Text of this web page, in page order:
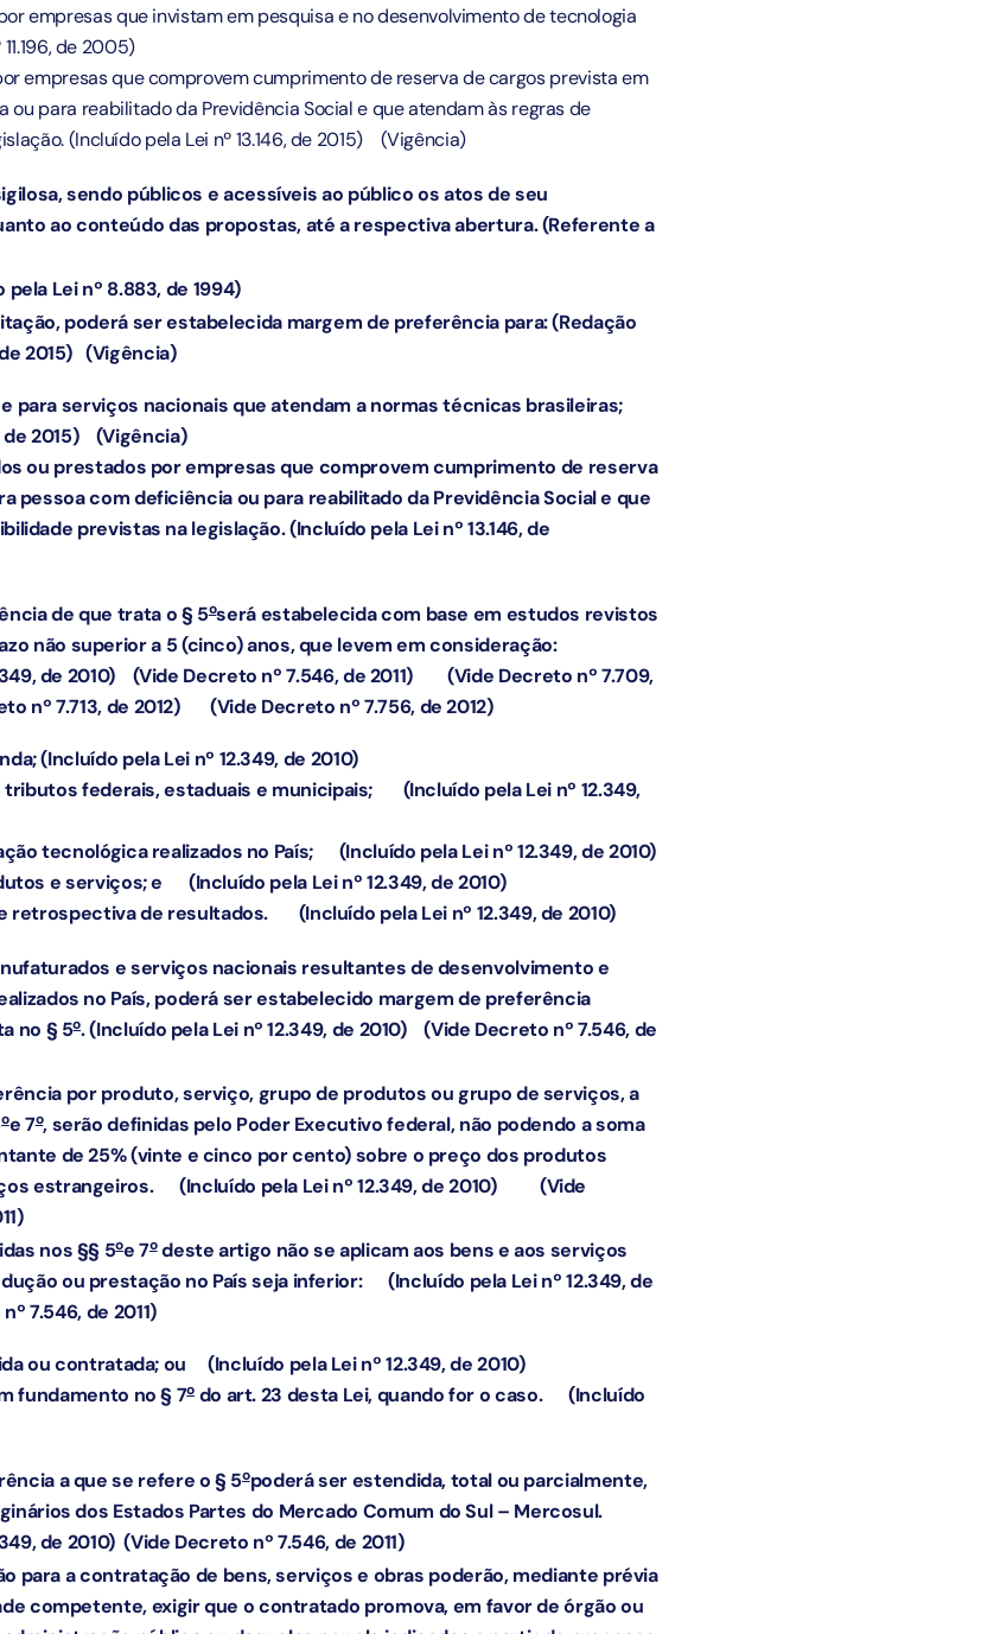
empresas que invistam em pesquisa e no desenvolvimento de tecnologia
de 2005)
empresas que comprovem cumprimento de reserva de cargos prevista em
ou para reabilitado da Previdência Social e que atendam às regras de
(Incluído pela Lei nº 13.146, de 2015) (Vigência)
sendo públicos e acessíveis ao público os atos de seu
ao conteúdo das propostas, até a respectiva abertura. (Referente a
pela Lei nº 8.883, de 1994)
poderá ser estabelecida margem de preferência para:(Redação
2015) (Vigência)
para serviços nacionais que atendam a normas técnicas brasileiras;
2015)
(Vigência)
ou prestados por empresas que comprovem cumprimento de reserva
pessoa com deficiência ou para reabilitado da Previdência Social e que
previstas na legislação.(Incluído pela Lei nº 13.146, de
de que trata o § 5oserá estabelecida com base em estudos revistos
não superior a 5 (cinco) anos, que levem em consideração:
de 2010)
(Vide Decreto nº 7.546, de 2011)
(Vide Decreto nº 7.709,
nº 7.713, de 2012) (Vide Decreto nº 7.756, de 2012)
(Incluído pela Lei nº 12.349, de 2010)
tributos federais, estaduais e municipais; (Incluído pela Lei nº 12.349,
tecnológica realizados no País; (Incluído pela Lei nº 12.349, de 2010)
e serviços; e (Incluído pela Lei nº 12.349, de 2010)
retrospectiva de resultados. (Incluído pela Lei nº 12.349, de 2010)
e serviços nacionais resultantes de desenvolvimento e
no País, poderá ser estabelecido margem de preferência
no § 5o.(Incluído pela Lei nº 12.349, de 2010)
(Vide Decreto nº 7.546, de
por produto, serviço, grupo de produtos ou grupo de serviços, a
oe 7o, serão definidas pelo Poder Executivo federal, não podendo a soma
de 25% (vinte e cinco por cento) sobre o preço dos produtos
estrangeiros.(Incluído pela Lei nº 12.349, de 2010)
(Vide
nos §§ 5oe 7odeste artigo não se aplicam aos bens e aos serviços
ou prestação no País seja inferior:(Incluído pela Lei nº 12.349, de
7.546, de 2011)
ou contratada; ou(Incluído pela Lei nº 12.349, de 2010)
fundamento no § 7o do art. 23 desta Lei, quando for o caso.(Incluído
a que se refere o § 5opoderá ser estendida, total ou parcialmente,
dos Estados Partes do Mercado Comum do Sul – Mercosul.
de 2010) (Vide Decreto nº 7.546, de 2011)
para a contratação de bens, serviços e obras poderão, mediante prévia
competente, exigir que o contratado promova, em favor de órgão ou